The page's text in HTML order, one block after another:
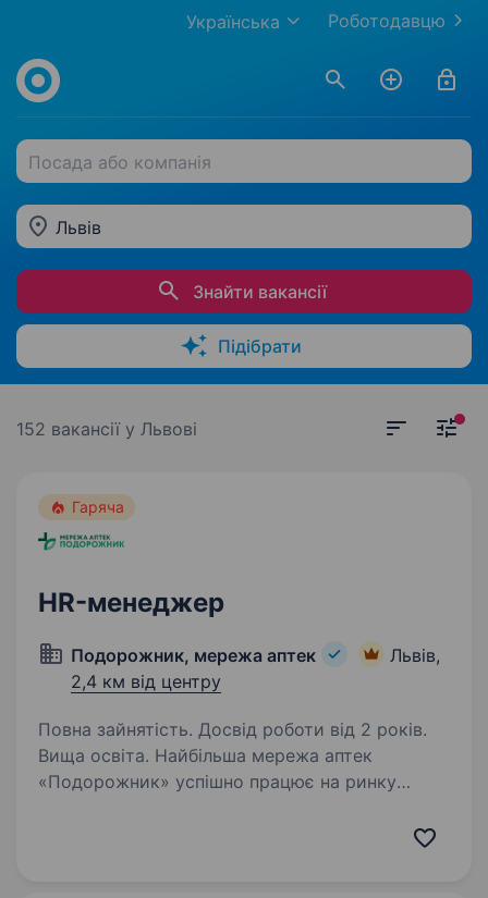
Роботодавцю
Українська
Посада або компанія
Львів
Знайти вакансії
Підібрати
152 вакансії у Львові
Гаряча
HR-менеджер
Подорожник, мережа аптек
Львів,
2,4 км від центру
Повна зайнятість. Досвід роботи від 2 років.
Вища освіта. Найбільша мережа аптек
«Подорожник» успішно працює на ринку